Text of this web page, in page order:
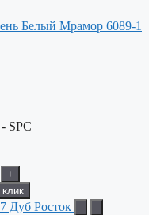
Белый Мрамор 6089-1
SPC
+